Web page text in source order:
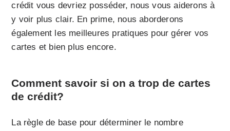
crédit vous devriez posséder, nous vous aiderons à
y voir plus clair. En prime, nous aborderons
également les meilleures pratiques pour gérer vos
cartes et bien plus encore.
Comment savoir si on a trop de cartes
de crédit?
La règle de base pour déterminer le nombre